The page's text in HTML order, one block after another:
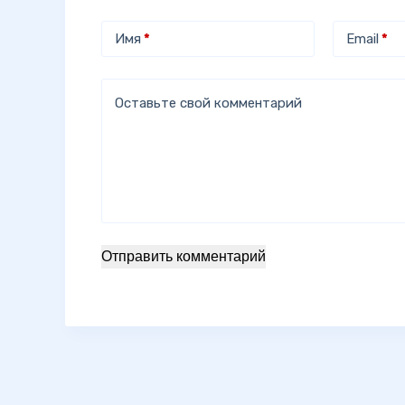
Имя * Email*
Оставьте свой комментарий
Отправить комментарий